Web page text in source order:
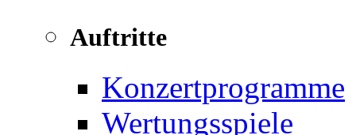
Auftritte
Konzertprogramme
Wertungsspiele